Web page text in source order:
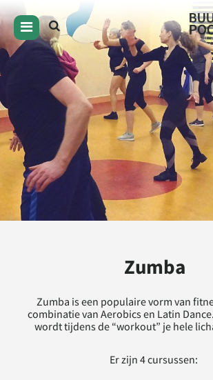
Zumba
Zumba is een populaire vorm van
combinatie van Aerobics en Latin
wordt tijdens de “workout” je hele
Er zijn 4 cursussen: